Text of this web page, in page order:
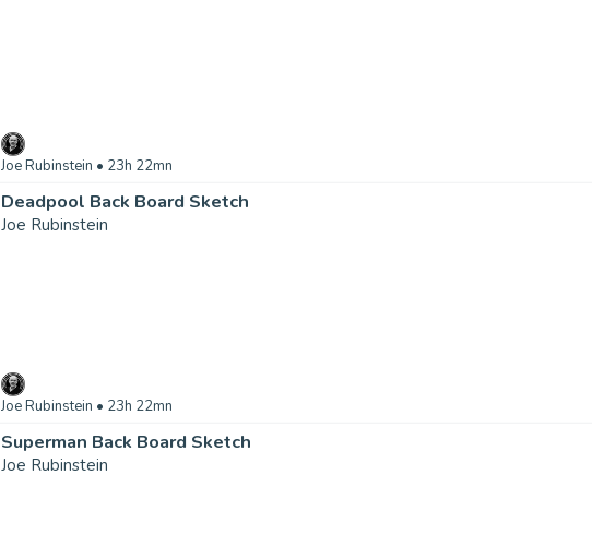
Joe Rubinstein • 23h 22mn
Deadpool Back Board Sketch
Joe Rubinstein
Joe Rubinstein • 23h 22mn
Superman Back Board Sketch
Joe Rubinstein